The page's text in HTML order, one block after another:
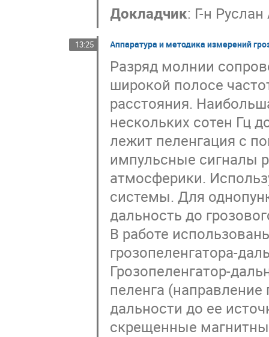
Докладчик: Г-н
13:25 Аппаратура и методика измерений
Разряд молнии
широкой полосе
расстояния.
нескольких сотен Гц
лежит пеленгация с
импульсные сигналы
атмосферики.
системы. Для
дальность до
В работе
грозопеленгатора-
Грозопеленгатор-
пеленга
дальности до ее
скрещенные